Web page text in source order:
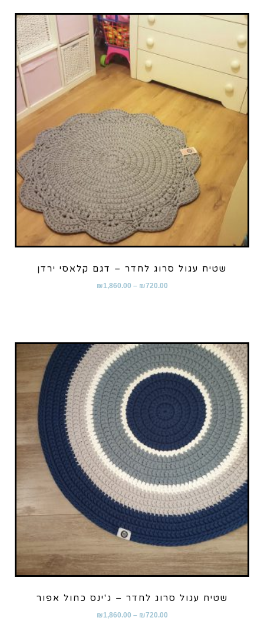
שטיח עגול סרוג לחדר – דגם קלאסי ירדן
₪720.00
–
₪1,860.00
שטיח עגול סרוג לחדר – ג'ינס כחול אפור
₪720.00
–
₪1,860.00